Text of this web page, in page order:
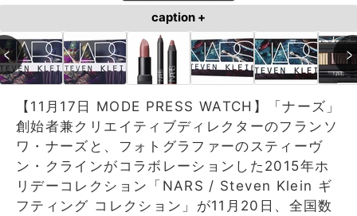
caption +
【11月17日 MODE PRESS WATCH】「ナーズ」
創始者兼クリエイティブディレクターのフランソ
ワ・ナーズと、フォトグラファーのスティーヴ
ン・クラインがコラボレーションした2015年ホ
リデーコレクション「NARS / Steven Klein ギ
フティング コレクション」が11月20日、全国数